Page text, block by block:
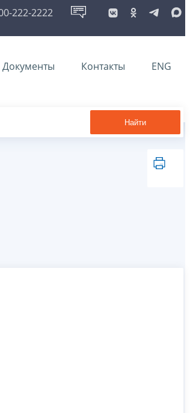
222-2222
Документы Контакты ENG
Найти